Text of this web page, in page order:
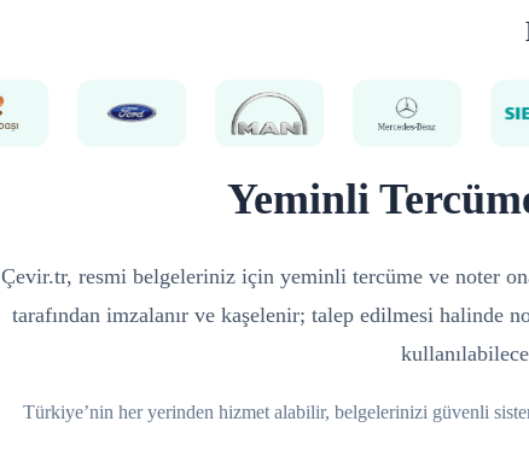
Yeminli
Çevir.tr, resmi belgeleriniz için yeminli tercüme ve noter
tarafından imzalanır ve kaşelenir; talep edilmesi halinde
Türkiye’nin her yerinden hizmet alabilir, belgelerinizi güvenli